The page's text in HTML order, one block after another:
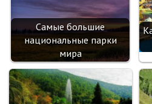
Самые большие
национальные парки
мира